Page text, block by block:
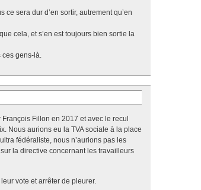
sera dur d’en sortir, autrement qu’en
cela, et s’en est toujours bien sortie la
ces gens-là.
François Fillon en 2017 et avec le recul
Nous aurions eu la TVA sociale à la place
fédéraliste, nous n’aurions pas les
la directive concernant les travailleurs
vote et arrêter de pleurer.